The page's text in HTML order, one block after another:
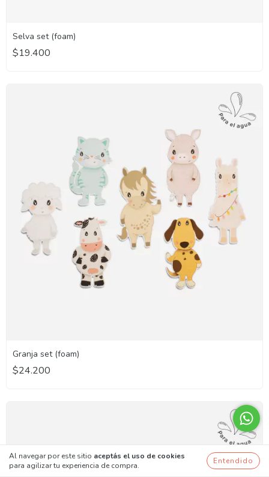
Al navegar por este sitio aceptás el uso de cookies
para agilizar tu experiencia de compra.
Entendido
Selva set (foam)
$19.400
Granja set (foam)
$24.200